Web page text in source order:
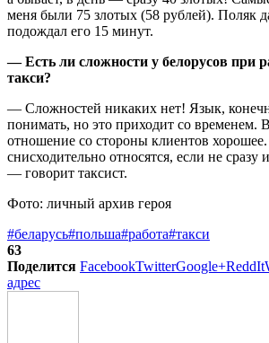
меня были 75 злотых (58 рублей). Поляк
подождал его 15 минут.
— Есть ли сложности у белорусов при
такси?
— Сложностей никаких нет! Язык,
понимать, но это приходит со временем.
отношение со стороны клиентов
снисходительно относятся, если не
— говорит таксист.
Фото: личный архив героя
#беларусь#польша#работа#такси
63
Поделится FacebookTwitterGoogle+ReddIt
адрес